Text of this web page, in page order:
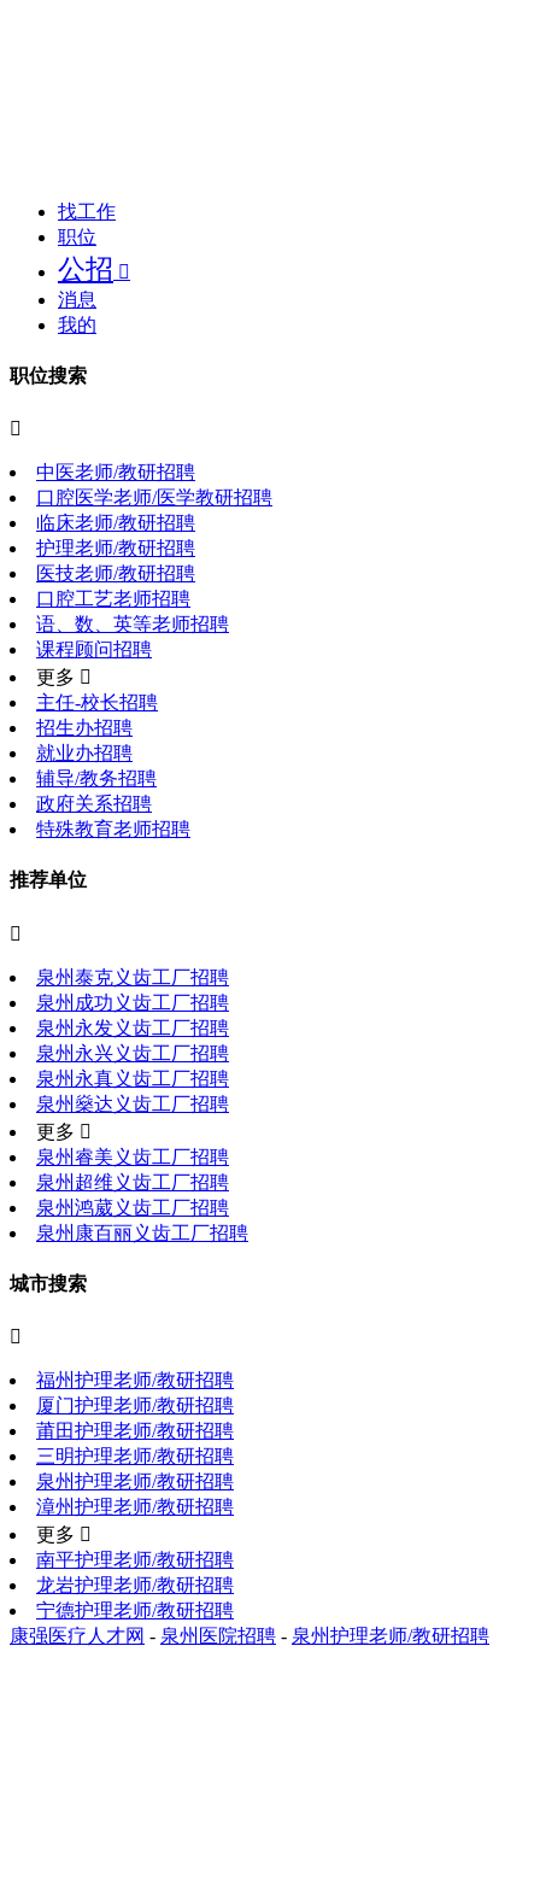
找工作
职位
公招 
消息
我的
职位搜索

中医老师/教研招聘
口腔医学老师/医学教研招聘
临床老师/教研招聘
护理老师/教研招聘
医技老师/教研招聘
口腔工艺老师招聘
语、数、英等老师招聘
课程顾问招聘
更多 
主任-校长招聘
招生办招聘
就业办招聘
辅导/教务招聘
政府关系招聘
特殊教育老师招聘
推荐单位

泉州泰克义齿工厂招聘
泉州成功义齿工厂招聘
泉州永发义齿工厂招聘
泉州永兴义齿工厂招聘
泉州永真义齿工厂招聘
泉州燊达义齿工厂招聘
更多 
泉州睿美义齿工厂招聘
泉州超维义齿工厂招聘
泉州鸿葳义齿工厂招聘
泉州康百丽义齿工厂招聘
城市搜索

福州护理老师/教研招聘
厦门护理老师/教研招聘
莆田护理老师/教研招聘
三明护理老师/教研招聘
泉州护理老师/教研招聘
漳州护理老师/教研招聘
更多 
南平护理老师/教研招聘
龙岩护理老师/教研招聘
宁德护理老师/教研招聘
康强医疗人才网 - 泉州医院招聘 - 泉州护理老师/教研招聘